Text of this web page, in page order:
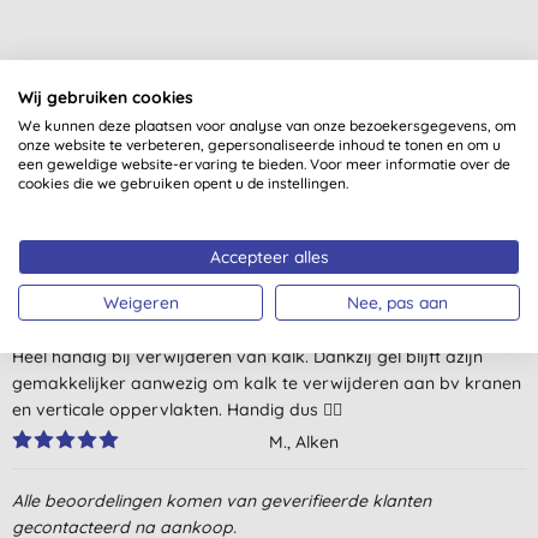
Klantbeoordelingen
4,6van 5 ( 5 beoordelingen)
De dikte van de gel is handig, ontkalkt grondig
G. D. H., Ganshoren
Heel handig bij verwijderen van kalk. Dankzij gel blijft azijn
gemakkelijker aanwezig om kalk te verwijderen aan bv kranen
en verticale oppervlakten. Handig dus 👍🏻
M., Alken
Werkt fantastisch tegen kalk, maar slaat enorm op de longen
Alle beoordelingen komen van geverifieerde klanten
gecontacteerd na aankoop.
Wij gebruiken cookies
We kunnen deze plaatsen voor analyse van onze bezoekersgegevens, om
onze website te verbeteren, gepersonaliseerde inhoud te tonen en om u
een geweldige website-ervaring te bieden. Voor meer informatie over de
cookies die we gebruiken opent u de instellingen.
Accepteer alles
Weigeren Nee, pas aan